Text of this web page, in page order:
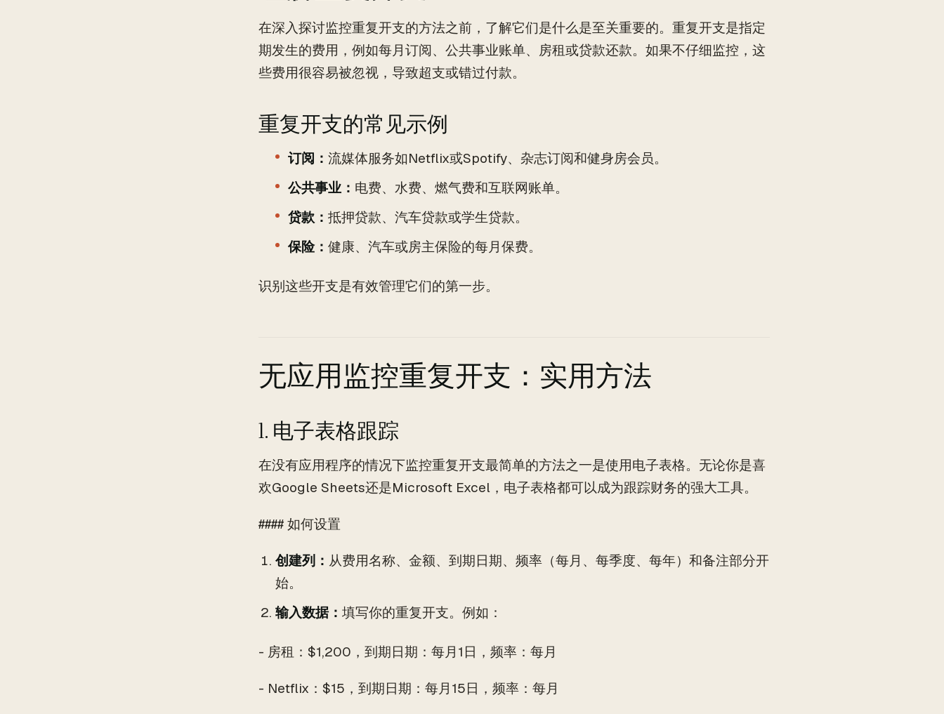
在深入探讨监控重复开支的方法之前，了解它们是什么是至关重要的。重复开支是指定
期发生的费用，例如每月订阅、公共事业账单、房租或贷款还款。如果不仔细监控，这
些费用很容易被忽视，导致超支或错过付款。
重复开支的常见示例
订阅： 流媒体服务如Netflix或Spotify、杂志订阅和健身房会员。
公共事业： 电费、水费、燃气费和互联网账单。
贷款： 抵押贷款、汽车贷款或学生贷款。
保险： 健康、汽车或房主保险的每月保费。
识别这些开支是有效管理它们的第一步。
无应用监控重复开支：实用方法
1. 电子表格跟踪
在没有应用程序的情况下监控重复开支最简单的方法之一是使用电子表格。无论你是喜
欢Google Sheets还是Microsoft Excel，电子表格都可以成为跟踪财务的强大工具。
#### 如何设置
创建列： 从费用名称、金额、到期日期、频率（每月、每季度、每年）和备注部分开
始。
输入数据： 填写你的重复开支。例如：
- 房租：$1,200，到期日期：每月1日，频率：每月
- Netflix：$15，到期日期：每月15日，频率：每月